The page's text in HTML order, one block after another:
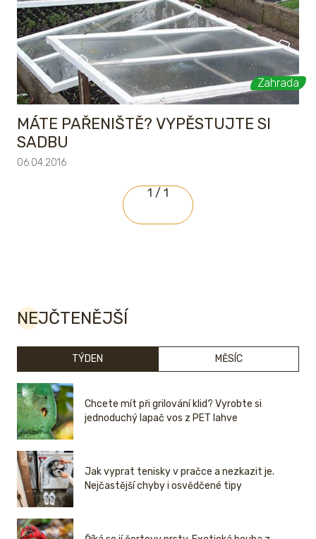
Zahrada
MÁTE PAŘENIŠTĚ? VYPĚSTUJTE SI
SADBU
06.04.2016
1 / 1
NEJČTENĚJŠÍ
TÝDEN MĚSÍC
Chcete mít při grilování klid? Vyrobte si
jednoduchý lapač vos z PET lahve
Jak vyprat tenisky v pračce a nezkazit je.
Nejčastější chyby i osvědčené tipy